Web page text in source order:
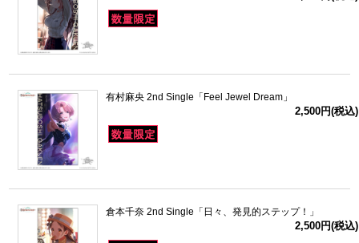
有村麻央 2nd Single「Feel Jewel Dream」
2,500円(税込)
倉本千奈 2nd Single「日々、発見的ステップ！」
2,500円(税込)